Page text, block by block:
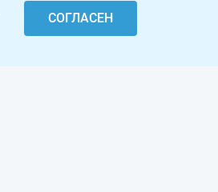
СОГЛАСЕН